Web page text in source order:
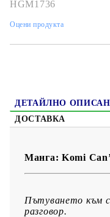
Дата на издаване:
Жанр:Comedy,
HGM1736
Оцени продукта
ДЕТАЙЛНО
ДОСТАВКА
Манга: Komi
Пътуването към
разговор.